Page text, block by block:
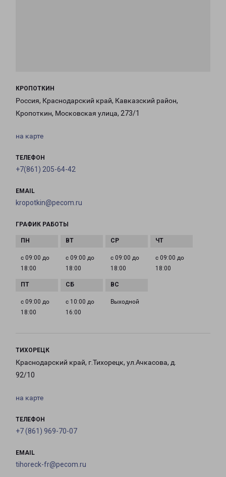
КРОПОТКИН
Россия, Краснодарский край, Кавказский район,
Кропоткин, Московская улица, 273/1
на карте
ТЕЛЕФОН
+7(861) 205-64-42
EMAIL
kropotkin@pecom.ru
ГРАФИК РАБОТЫ
с 09:00 до
18:00
с 09:00 до
18:00
с 09:00 до
18:00
с 09:00 до
18:00
с 09:00 до
18:00
с 10:00 до
16:00
Выходной
ТИХОРЕЦК
Краснодарский край, г.Тихорецк, ул.Ачкасова, д.
92/10
на карте
ТЕЛЕФОН
+7 (861) 969-70-07
EMAIL
tihoreck-fr@pecom.ru